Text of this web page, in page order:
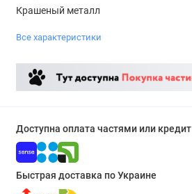
Крашеный металл
Все характеристики
Доступна оплата частями или кредит
Быстрая доставка по Украине